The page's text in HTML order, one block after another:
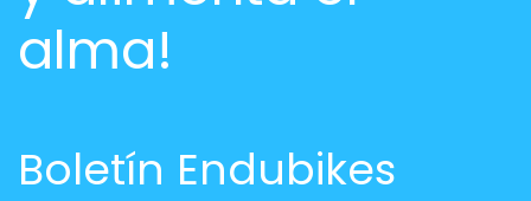
alma!
Boletín Endubikes